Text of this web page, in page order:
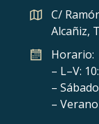
C/
Alcañiz,
Horario:
– L–V:
–
–